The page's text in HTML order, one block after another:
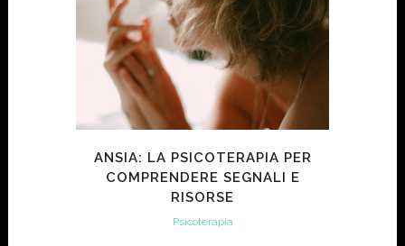
ANSIA: LA PSICOTERAPIA PER
COMPRENDERE SEGNALI E
RISORSE
Psicoterapia